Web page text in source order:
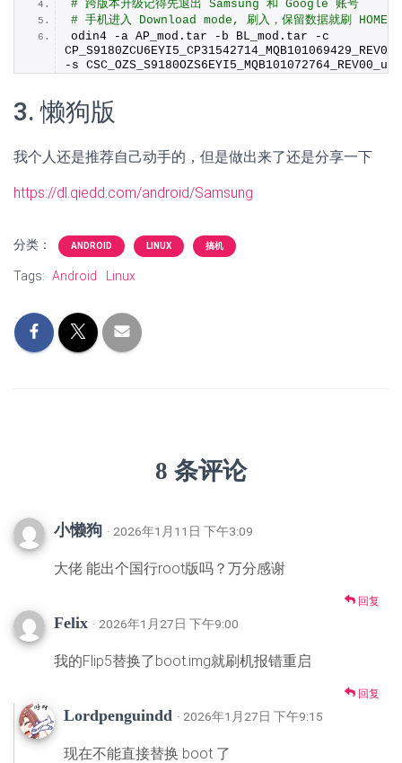
# 跨版本升级记得先退出 Samsung 和 Google 账号
# 手机进入 Download mode, 刷入，保留数据就刷
odin4 -a AP_mod. tar -b BL_mod. tar -c
-s
3. 懒狗版
我个人还是推荐自己动手的，但是做出来了还是分享一下
https://dl.qiedd.com/android/Samsung
分类： ANDROID LINUX 搞机
Tags: Android Linux
8 条评论
小懒狗 · 2026年1月11日 下午3:09
大佬 能出个国行root版吗？万分感谢
回复
Felix · 2026年1月27日 下午9:00
我的Flip5替换了boot.img就刷机报错重启
回复
Lordpenguindd · 2026年1月27日 下午9:15
现在不能直接替换 boot 了